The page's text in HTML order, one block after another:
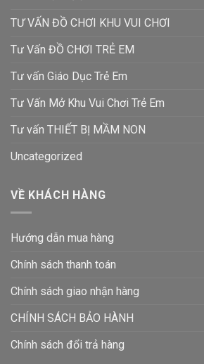
TƯ VẤN ĐỒ CHƠI KHU VUI CHƠI
Tư Vấn ĐỒ CHƠI TRẺ EM
Tư vấn Giáo Dục Trẻ Em
Tư Vấn Mở Khu Vui Chơi Trẻ Em
Tư vấn THIẾT BỊ MẦM NON
Uncategorized
VỀ KHÁCH HÀNG
Hướng dẫn mua hàng
Chính sách thanh toán
Chính sách giao nhận hàng
CHÍNH SÁCH BẢO HÀNH
Chính sách đổi trả hàng